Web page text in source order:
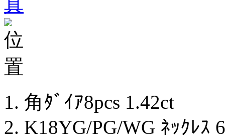
角ﾀﾞｲｱ8pcs 1.42ct
K18YG/PG/WG ﾈｯｸﾚｽ